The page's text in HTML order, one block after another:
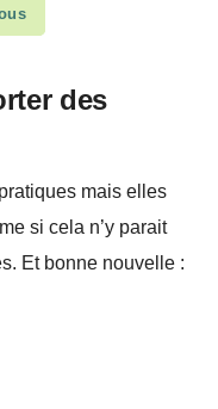
des
mais elles
si cela n’y parait
Et bonne nouvelle :